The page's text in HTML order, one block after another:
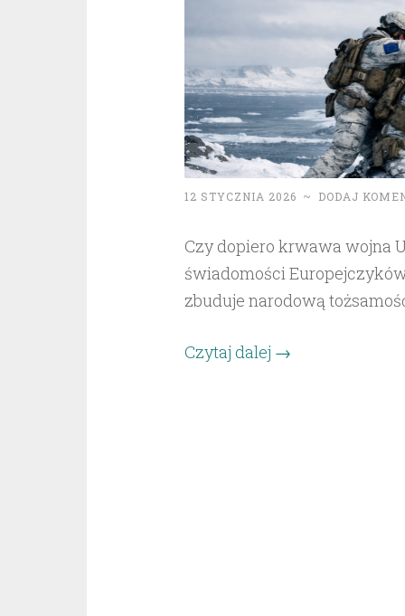
12 STYCZNIA 2026 ~ DODAJ
Czy dopiero krwawa wojna
świadomości
zbuduje narodową
Czytaj dalej „Czy
→